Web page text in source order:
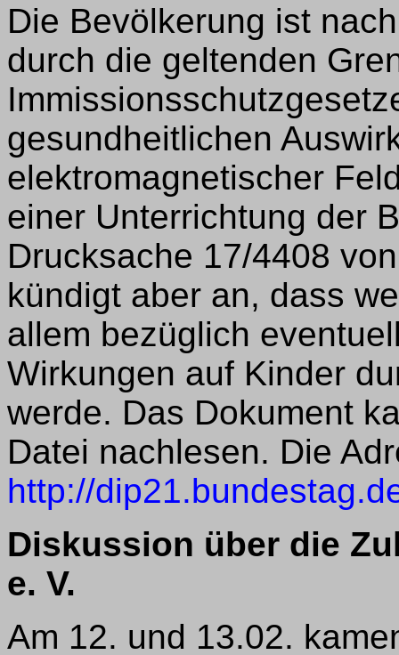
Die Bevölkerung ist
durch die geltenden
gesundheitlichen
elektromagnetischer
einer Unterrichtung der
Drucksache 17/4408
kündigt aber an, dass
allem bezüglich
Wirkungen auf Kinder
werde. Das Dokument
Datei nachlesen. Die
http://
Diskussion über die
e. V.
Am 12. und 13.02.